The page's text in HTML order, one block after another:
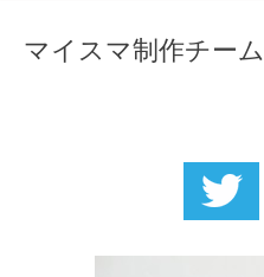
マイスマ制作チーム